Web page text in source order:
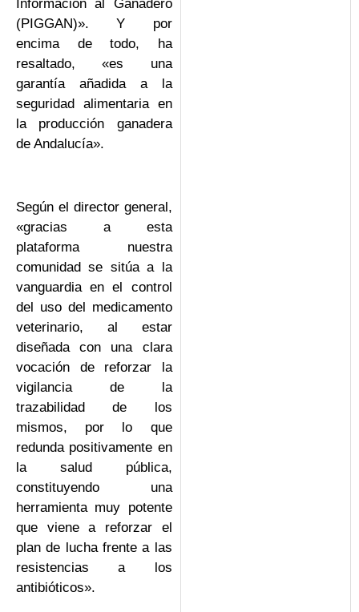
Información al Ganadero
(PIGGAN)». Y por
encima de todo, ha
resaltado, «es una
garantía añadida a la
seguridad alimentaria en
la producción ganadera
de Andalucía».
Según el director general,
«gracias a esta
plataforma nuestra
comunidad se sitúa a la
vanguardia en el control
del uso del medicamento
veterinario, al estar
diseñada con una clara
vocación de reforzar la
vigilancia de la
trazabilidad de los
mismos, por lo que
redunda positivamente en
la salud pública,
constituyendo una
herramienta muy potente
que viene a reforzar el
plan de lucha frente a las
resistencias a los
antibióticos».